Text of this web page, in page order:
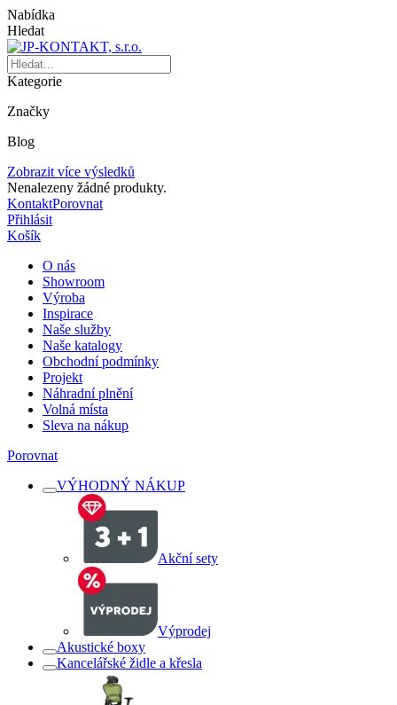
Nabídka
Hledat
Kategorie
Značky
Blog
Zobrazit více výsledků
Nenalezeny žádné produkty.
KontaktPorovnat
Přihlásit
Košík
O nás
Showroom
Výroba
Inspirace
Naše služby
Naše katalogy
Obchodní podmínky
Projekt
Náhradní plnění
Volná místa
Sleva na nákup
Porovnat
VÝHODNÝ NÁKUP
Akční sety
Výprodej
Akustické boxy
Kancelářské židle a křesla